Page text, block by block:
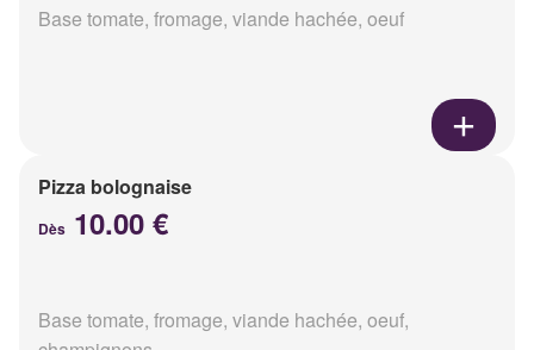
Base tomate, fromage, viande hachée, oeuf
Pizza bolognaise
Dès 10.00 €
Base tomate, fromage, viande hachée, oeuf,